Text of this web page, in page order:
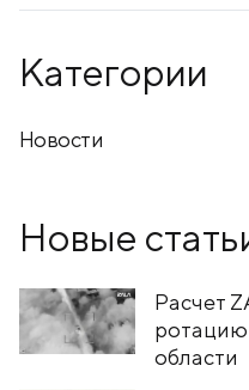
Категории
Новости
Новые
Расчет
области